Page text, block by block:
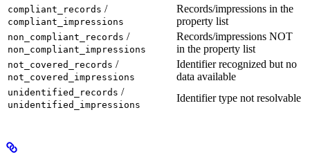
compliant_records /
compliant_impressions
Records/impressions in the
property list
non_compliant_records /
non_compliant_impressions
Records/impressions NOT
in the property list
not_covered_records /
not_covered_impressions
Identifier recognized but no
data available
unidentified_records /
unidentified_impressions
Identifier type not resolvable